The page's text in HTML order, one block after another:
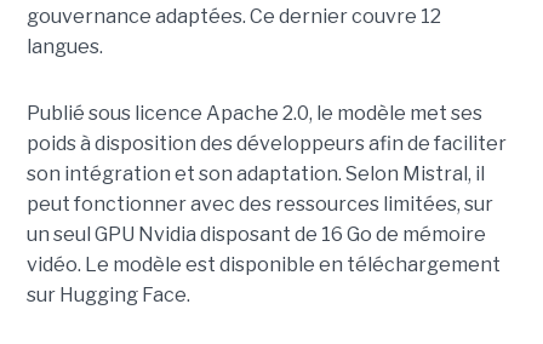
gouvernance adaptées. Ce derniercouvre 12
langues.
Publié sous licence Apache 2.0, le modèle met ses
poids à disposition des développeurs afin de faciliter
son intégration et son adaptation. Selon Mistral, il
peut fonctionner avec des ressources limitées, sur
un seul GPU Nvidia disposant de 16 Go de mémoire
vidéo. Le modèle est disponible en téléchargement
sur Hugging Face.